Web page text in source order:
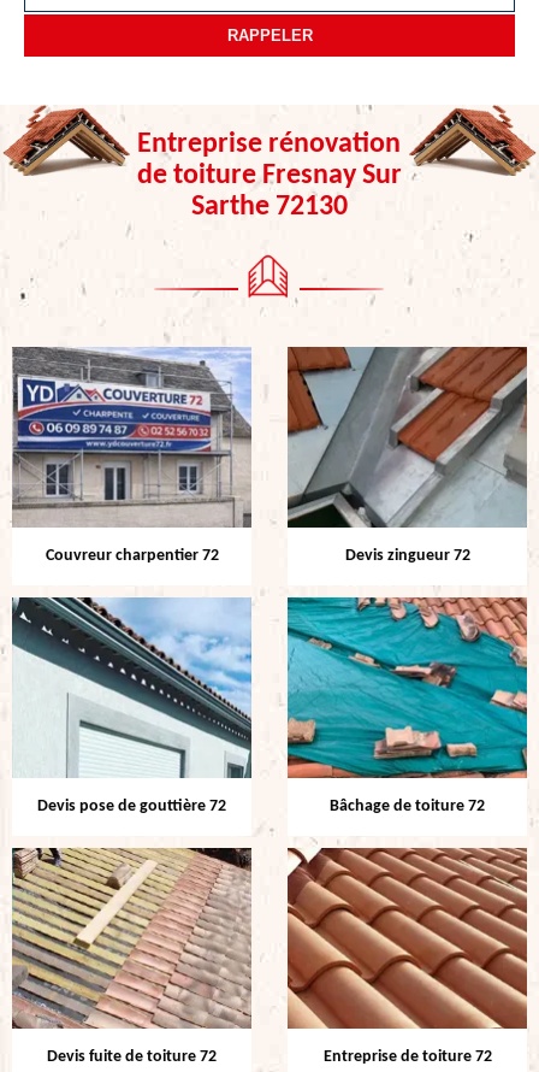
Entreprise rénovation
de toiture Fresnay Sur
Sarthe 72130
Couvreur charpentier 72 Devis zingueur 72
Devis pose de gouttière 72 Bâchage de toiture 72
Devis fuite de toiture 72 Entreprise de toiture 72